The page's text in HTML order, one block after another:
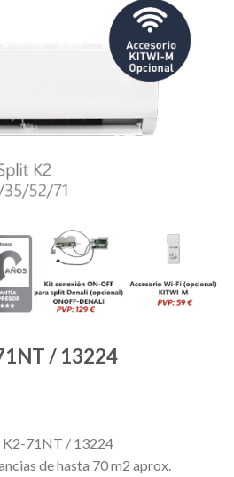
/ 13224
K2-71NT / 13224
de hasta 70 m2 aprox.